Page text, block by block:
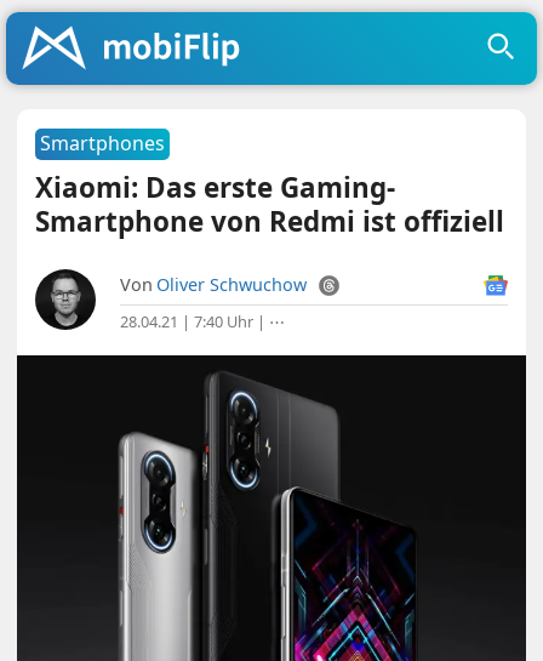
Smartphones
Xiaomi: Das erste Gaming-
Smartphone von Redmi ist offiziell
Von Oliver Schwuchow
28.04.21 | 7:40 Uhr | ⋯